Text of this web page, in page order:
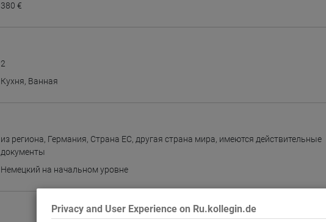
Privacy and User Experience on Ru.kollegin.de
380 €
2
Кухня, Ванная
из региона, Германия, Страна ЕС, другая страна мира, имеются действительные
документы
Немецкий на начальном уровне